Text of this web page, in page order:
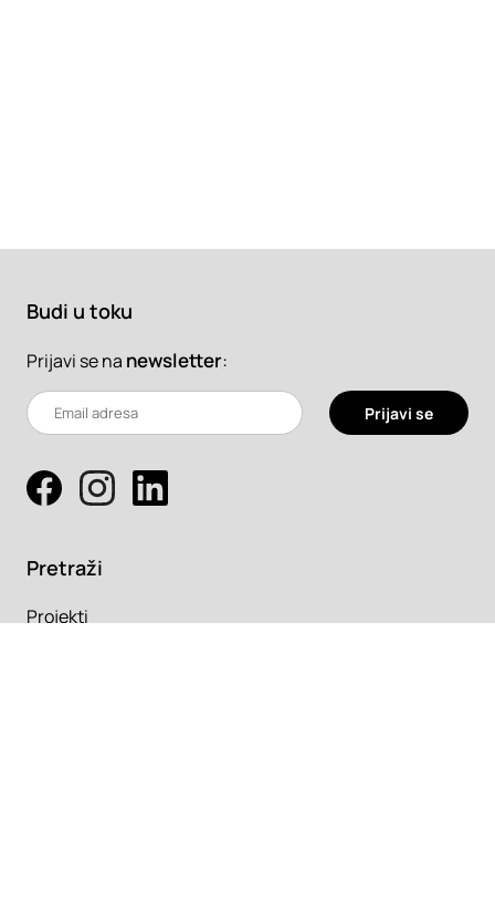
Budi u toku
Prijavi se na newsletter:
Prijavi se
Pretraži
Projekti